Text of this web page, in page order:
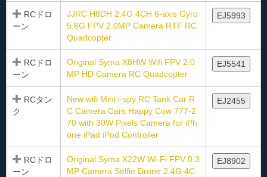
RCドロ
ーン
JJRC H8DH 2.4G 4CH 6-axis Gyro
5.8G FPV 2.0MP Camera RTF RC
Quadcopter
EJ5993
RCドロ
ーン
Original Syma X8HW Wifi FPV 2.0
MP HD Camera RC Quadcopter
EJ5541
RCタン
ク
New wifi Mini i-spy RC Tank Car R
C Camera Cars Happy Cow 777-2
70 with 30W Pixels Camera for iPh
one iPad iPod Controller
EJ2455
RCドロ
ーン
Original Syma X22W Wi-Fi FPV 0.3
MP Camera Selfie Drone 2.4G 4C
EJ8902